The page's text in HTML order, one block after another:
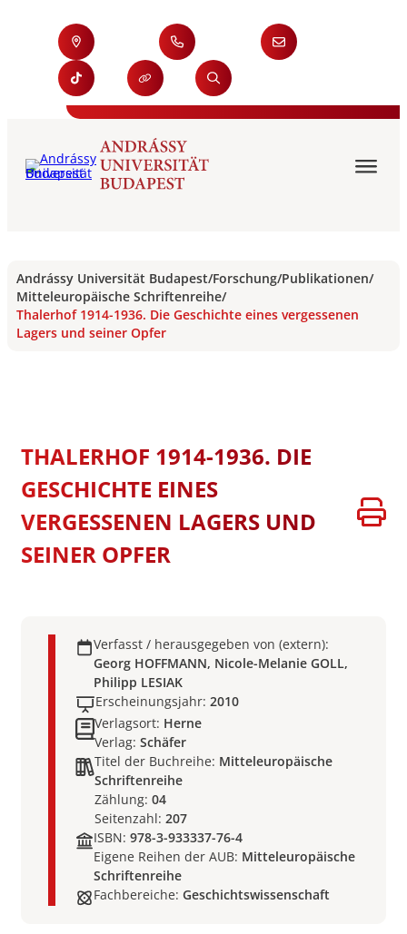
Andrássy Universität Budapest/Forschung/Publikationen/
Mitteleuropäische Schriftenreihe/
Thalerhof 1914-1936. Die Geschichte eines vergessenen
Lagers und seiner Opfer
THALERHOF 1914-1936. DIE
GESCHICHTE EINES
VERGESSENEN LAGERS UND
SEINER OPFER
Verfasst / herausgegeben von (extern):
Georg HOFFMANN, Nicole-Melanie GOLL,
Philipp LESIAK
Erscheinungsjahr: 2010
Verlagsort: Herne
Verlag: Schäfer
Titel der Buchreihe: Mitteleuropäische
Schriftenreihe
Zählung: 04
Seitenzahl: 207
ISBN: 978-3-933337-76-4
Eigene Reihen der AUB: Mitteleuropäische
Schriftenreihe
Fachbereiche: Geschichtswissenschaft